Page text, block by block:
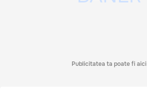
Publicitatea ta poate fi aici